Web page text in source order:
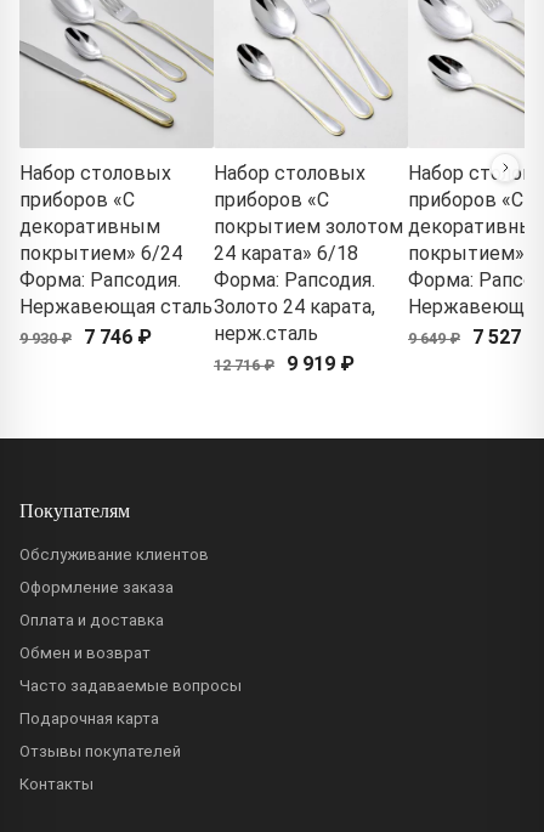
Набор столовых
приборов «С
декоративным
покрытием» 6/24
Форма: Рапсодия.
Нержавеющая сталь
9 930 ₽ 7 746 ₽
Набор столовых
приборов «С
покрытием золотом
24 карата» 6/18
Форма: Рапсодия.
Золото 24 карата,
нерж.сталь
12 716 ₽ 9 919 ₽
Набор
приборов «С
покрытием»
Форма:
Нержавеющая
9 649 ₽ 7 527 ₽
Покупателям
Обслуживание клиентов
Оформление заказа
Оплата и доставка
Обмен и возврат
Часто задаваемые вопросы
Подарочная карта
Отзывы покупателей
Контакты